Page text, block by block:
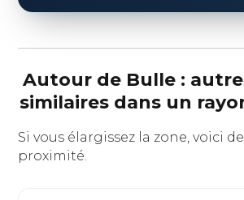
Autour de Bulle :
similaires dans un
Si vous élargissez la zone, voici
proximité.